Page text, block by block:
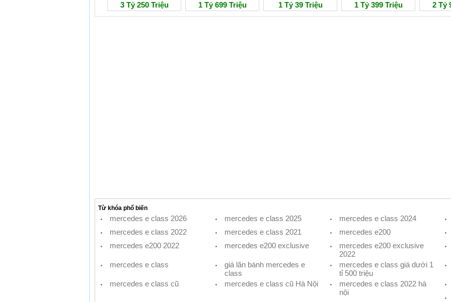
3 Tỷ 250 Triệu 1 Tỷ 699 Triệu 1 Tỷ 39 Triệu 1 Tỷ 399 Triệu 2 Tỷ
Từ khóa phổ biến
mercedes e class 2026 mercedes e class 2025
mercedes e class 2024
mercedes e class 2022
mercedes e class 2021
mercedes e200
mercedes e200 2022
mercedes e200 exclusive mercedes e200 exclusive
2022
mercedes e class giá lăn bánh mercedes e
class
mercedes e class giá dưới 1
tỉ 500 triệu
mercedes e class cũ mercedes e class cũ Hà Nội mercedes e class 2022 hà
nội